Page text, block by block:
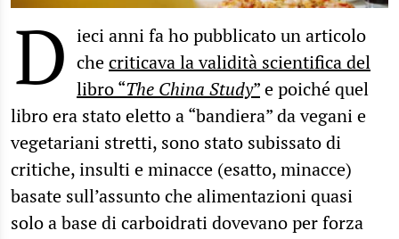
D ieci anni fa ho pubblicato un articolo
checriticava la validità scientifica del
libro “The China Study”e poiché quel
libro era stato eletto a “bandiera” da vegani e
vegetariani stretti, sono stato subissato di
critiche, insulti e minacce (esatto, minacce)
basate sull’assunto che alimentazioni quasi
solo a base di carboidrati dovevano per forza